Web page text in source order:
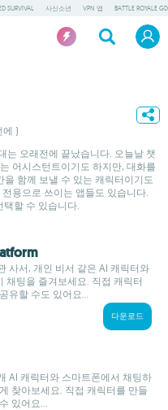
SURVIVAL 사신소년 VPN 앱 BATTLE ROYALE GD
에 )
는 오래전에 끝났습니다. 오늘날 챗
어시스턴트이기도 하지만, 대화를
함께 보낼 수 있는 캐릭터이기도
용으로 쓰이는 앱들도 있습니다.
택할 수 있습니다.
사서, 개인 비서 같은 AI 캐릭터와
채팅을 즐겨보세요. 직접 캐릭터
유할 수도 있어요...
다운로드
AI 캐릭터와 스마트폰에서 채팅하
찾아보세요. 직접 캐릭터를 만들
있어요...